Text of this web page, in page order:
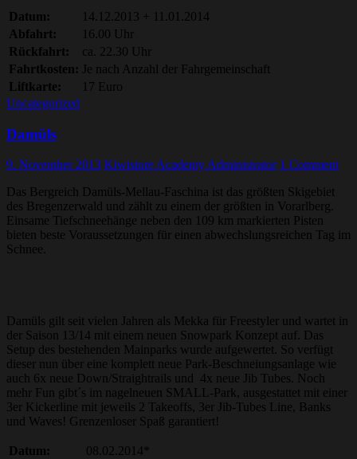
Datum:
14.12.2013 + 11.01.2014
Abfahrt:
16.00 Uhr
Rückfahrt:
ca. 22.30 Uhr
Fahrtkosten: Je nach Anzahl der Fahrgemeinschaft
Liftkarte:
17 Euro
Uncategorized
Damüls
9. November 2013 Kiwistore Academy Administrator 1 Comment
Das Bergreich Damüls-Mellau-Faschina ist das größten Skigebiet
des Bregenzerwald und zählt zu einem der größten in Vorarlberg.
Einsame Tiefschneehänge neben den 109 km markierten Pisten
bieten beste Voraussetzungen für einen abwechslungsreichen Tag im
Schnee.
Damüls gilt seit vielen Jahren als Mekka für Freestyler und wartet in
der Saison 13/14 mit einem neuen Snowpark Konzept auf. Das
Setup des bestehenden Mainparks wurde aufgewertet. So verfügt
dieser nun über eine komplett neue Park-Beschneiungsanlage wie
auch 6x neue Down/Straightrails und 4x neue Jib Tubes. Noch
mehr Fun gibt´s im nagelneuen SMALL-Park, ausgestattet mit einer
3er Kickerline mit jeweils 2 Takeoffs, 3er Jib-Tubes Line, Banks
und Waves! Grenzenloser Spaß garantiert!
Datum:
08.02.2014*